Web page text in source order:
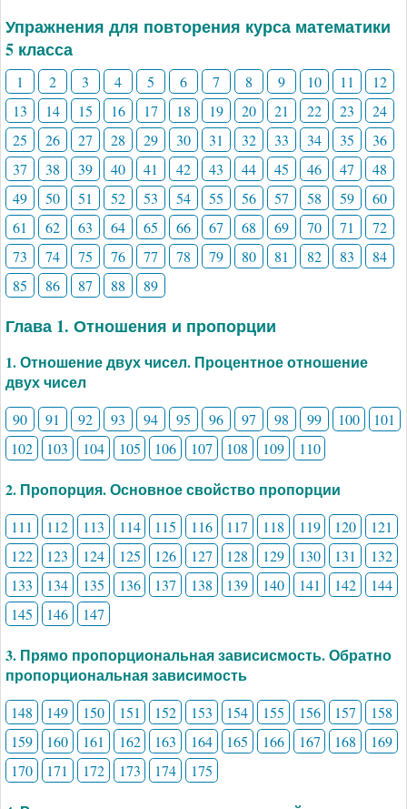
Упражнения для повторения курса математики
5 класса
1 2 3 4 5 6 7 8 9 10 11
12
13
14 15 16 17 18 19 20 21 22 23
24
25
26 27 28 29 30 31 32 33 34 35
36
37
38 39 40 41 42 43 44 45 46 47
48
49
50 51 52 53 54 55 56 57 58 59
60
61
62 63 64 65 66 67 68 69 70 71
72
73
74 75 76 77 78 79 80 81 82 83
84
85
86 87 88 89
Глава 1. Отношения и пропорции
1. Отношение двух чисел. Процентное отношение
двух чисел
90 91 92 93 94 95 96 97 98 99 100
101
102
103 104 105 106 107 108 109 110
2. Пропорция. Основное свойство пропорции
111 112 113 114 115 116 117 118 119 120
121
122
123 124 125 126 127 128 129 130 131
132
133
134 135 136 137 138 139 140 141 142
144
145
146 147
3. Прямо пропорциональная зависисмость. Обратно
пропорциональная зависимость
148 149 150 151 152 153 154 155 156 157
158
159
160 161 162 163 164 165 166 167 168
169
170
171 172 173 174 175